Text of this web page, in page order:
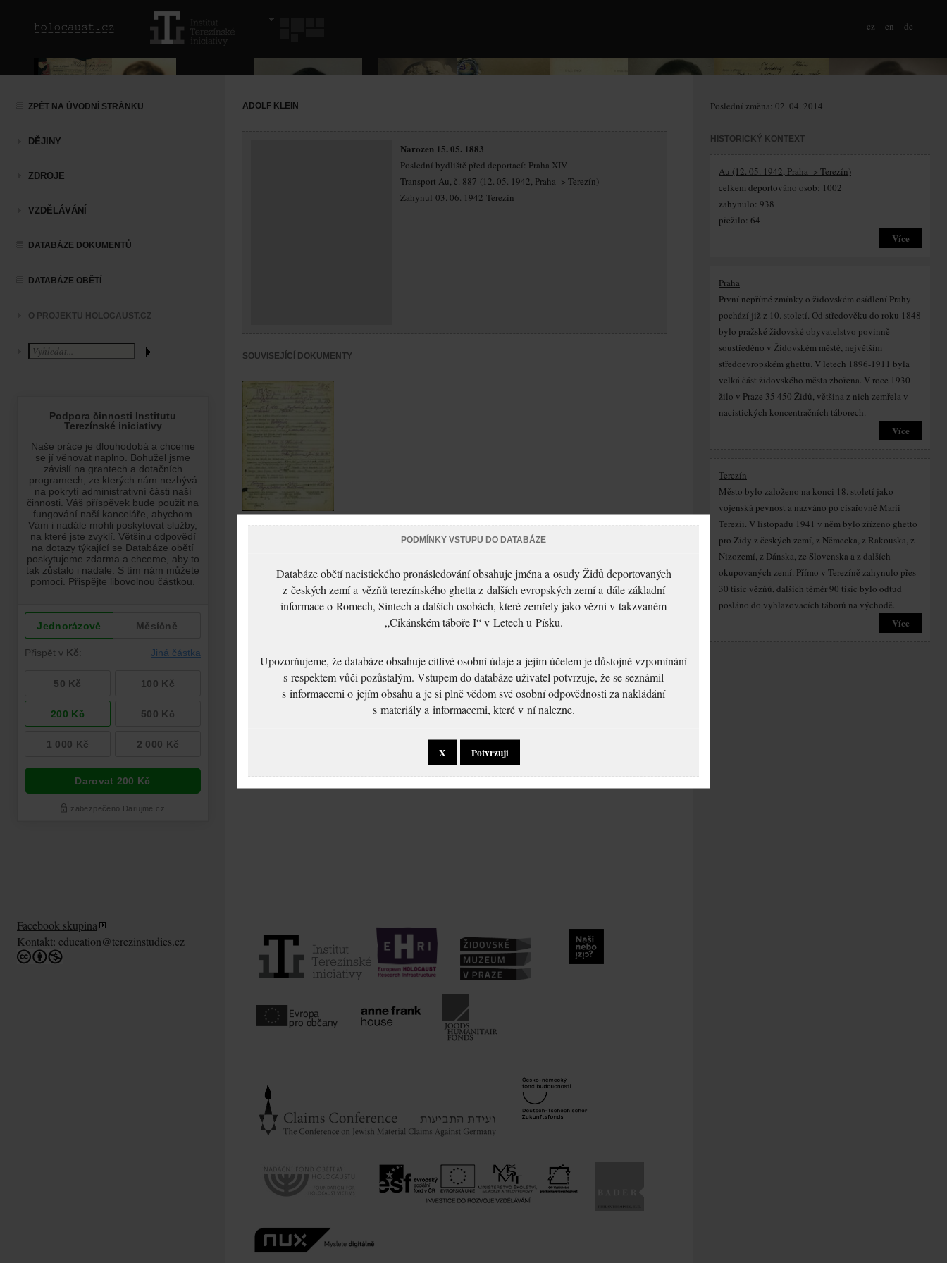
cz en de
ZPĚT NA ÚVODNÍ STRÁNKU
DĚJINY
ZDROJE
VZDĚLÁVÁNÍ
DATABÁZE DOKUMENTŮ
DATABÁZE OBĚTÍ
O PROJEKTU HOLOCAUST.CZ
ADOLF KLEIN
Narozen 15. 05. 1883
Poslední bydliště před deportací: Praha XIV
Transport Au, č. 887 (12. 05. 1942, Praha -> Terezín)
Zahynul 03. 06. 1942 Terezín
SOUVISEJÍCÍ DOKUMENTY
Klein Adolf: Oznámení
Poslední změna: 02. 04. 2014
HISTORICKÝ KONTEXT
Au (12. 05. 1942, Praha -> Terezín)
celkem deportováno osob: 1002
zahynulo: 938
přežilo: 64
Více
Praha
První nepřímé zmínky o židovském osídlení Prahy
pochází již z 10. století. Od středověku do roku 1848
bylo pražské židovské obyvatelstvo povinně
soustředěno v Židovském městě, největším
středoevropském ghettu. V letech 1896-1911 byla
velká část židovského města zbořena. V roce 1930
žilo v Praze 35 450 Židů, většina z nich zemřela v
nacistických koncentračních táborech.
Více
Terezín
Město bylo založeno na konci 18. století jako
vojenská pevnost a nazváno po císařovně Marii
Terezii. V listopadu 1941 v něm bylo zřízeno ghetto
pro Židy z českých zemí, z Německa, z Rakouska, z
Nizozemí, z Dánska, ze Slovenska a z dalších
okupovaných zemí. Přímo v Terezíně zahynulo přes
30 tisíc vězňů, dalších téměr 90 tisíc bylo odtud
posláno do vyhlazovacích táborů na východě.
Více
Facebook skupina
Kontakt: education@terezinstudies.cz
PODMÍNKY VSTUPU DO DATABÁZE
Databáze obětí nacistického pronásledování obsahuje jména a osudy Židů deportovaných
z českých zemí a vězňů terezínského ghetta z dalších evropských zemí a dále základní
informace o Romech, Sintech a dalších osobách, které zemřely jako vězni v takzvaném
„Cikánském táboře I“ v Letech u Písku.
Upozorňujeme, že databáze obsahuje citlivé osobní údaje a jejím účelem je důstojné vzpomínání
s respektem vůči pozůstalým. Vstupem do databáze uživatel potvrzuje, že se seznámil
s informacemi o jejím obsahu a je si plně vědom své osobní odpovědnosti za nakládání
s materiály a informacemi, které v ní nalezne.
X Potvrzuji